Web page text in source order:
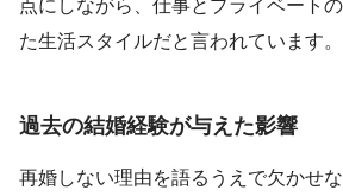
点にしながら、仕事とプライベート
た生活スタイルだと言われています。
過去の結婚経験が与えた影響
再婚しない理由を語るうえで欠かせ